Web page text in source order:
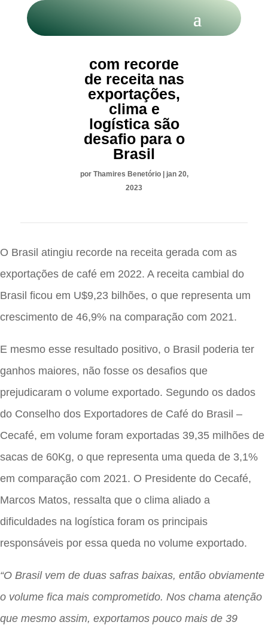
com recorde
de receita nas
exportações,
clima e
logística são
desafio para o
Brasil
por Thamires Benetório| jan 20,
2023
O Brasil atingiu recorde na receita gerada com as
exportações de café em 2022. A receita cambial do
Brasil ficou em U$9,23 bilhões, o que representa um
crescimento de 46,9% na comparação com 2021.
E mesmo esse resultado positivo, o Brasil poderia ter
ganhos maiores, não fosse os desafios que
prejudicaram o volume exportado. Segundo os dados
do Conselho dos Exportadores de Café do Brasil –
Cecafé, em volume foram exportadas 39,35 milhões de
sacas de 60Kg, o que representa uma queda de 3,1%
em comparação com 2021. O Presidente do Cecafé,
Marcos Matos, ressalta que o clima aliado a
dificuldades na logística foram os principais
responsáveis por essa queda no volume exportado.
“O Brasil vem de duas safras baixas, então obviamente
o volume fica mais comprometido. Nos chama atenção
que mesmo assim, exportamos pouco mais de 39